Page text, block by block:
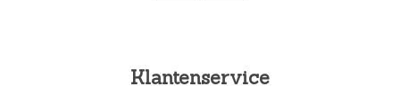
Klantenservice